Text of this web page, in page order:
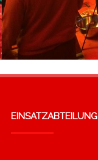
EINSATZABTEILUNG